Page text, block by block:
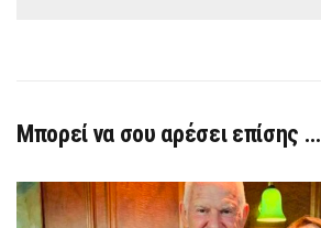
Μπορεί να σου αρέσει επίσης …